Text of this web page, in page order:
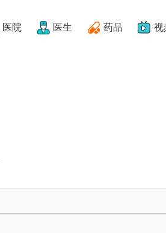
医院 医生 药品 视